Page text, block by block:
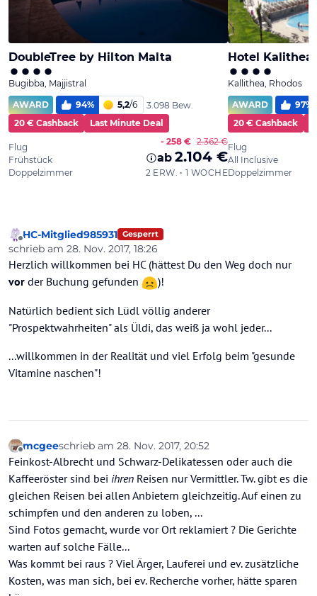
Offline
HC-Mitglied985931 Gesperrt
schrieb am 28. Nov. 2017, 18:26
zuletzt editiert von
Herzlich willkommen bei HC (hättest Du den Weg doch nur
vor der Buchung gefunden )!
Natürlich bedient sich Lüdl völlig anderer
"Prospektwahrheiten" als Üldi, das weiß ja wohl jeder...
...willkommen in der Realität und viel Erfolg beim "gesunde
Vitamine naschen"!
Offline
mcgeeschrieb am 28. Nov. 2017, 20:52
zuletzt editiert von
Feinkost-Albrecht und Schwarz-Delikatessen oder auch die
Kaffeeröster sind bei ihren Reisen nur Vermittler. Tw. gibt es die
gleichen Reisen bei allen Anbietern gleichzeitig. Auf einen zu
schimpfen und den anderen zu loben, ...
Sind Fotos gemacht, wurde vor Ort reklamiert ? Die Gerichte
warten auf solche Fälle...
Was kommt bei raus ? Viel Ärger, Lauferei und ev. zusätzliche
Kosten, was man sich, bei ev. Recherche vorher, hätte sparen